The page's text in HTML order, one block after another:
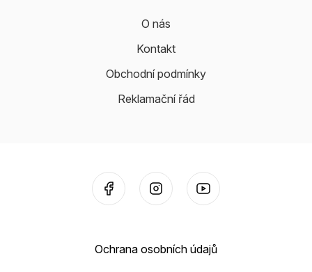
O nás
Kontakt
Obchodní podmínky
Reklamační řád
Ochrana osobních údajů